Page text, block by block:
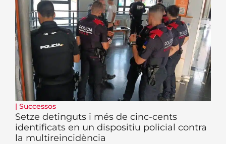
| Successos
Setze detinguts i més de cinc-cents
identificats en un dispositiu policial contra
la multireincidència